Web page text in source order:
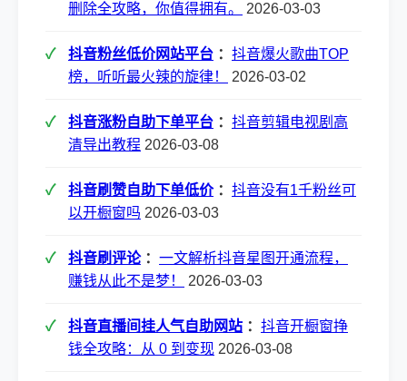
删除全攻略，你值得拥有。
2026-03-03
抖音粉丝低价网站平台 ： 抖音爆火歌曲TOP
榜，听听最火辣的旋律！
2026-03-02
抖音涨粉自助下单平台 ： 抖音剪辑电视剧高
清导出教程 2026-03-08
抖音刷赞自助下单低价： 抖音没有1千粉丝可
以开橱窗吗 2026-03-03
抖音刷评论： 一文解析抖音星图开通流程，
赚钱从此不是梦！
2026-03-03
抖音直播间挂人气自助网站 ： 抖音开橱窗挣
钱全攻略：从 0 到变现 2026-03-08